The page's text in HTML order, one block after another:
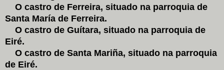
O castro de Ferreira, situado na parroquia de
Santa María de Ferreira.
O castro de Guítara, situado na parroquia de
Eiré.
O castro de Santa Mariña, situado na parroquia
de Eiré.